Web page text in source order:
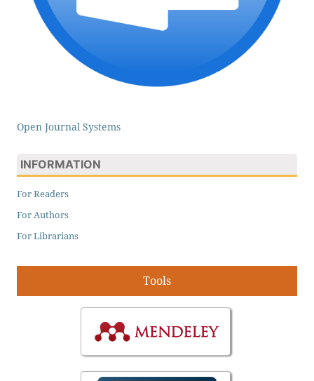
Open Journal Systems
INFORMATION
For Readers
For Authors
For Librarians
Tools